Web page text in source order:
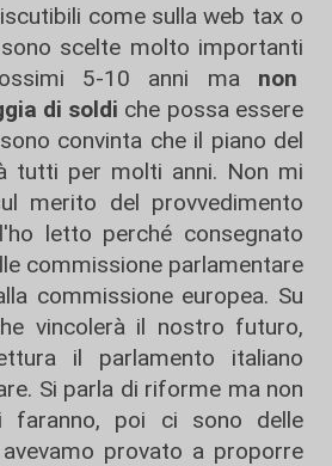
come sulla web tax o
scelte molto importanti
5-10 anni ma non
di soldi che possa essere
convinta che il piano del
tutti per molti anni. Non mi
merito del provvedimento
letto perché consegnato
commissione parlamentare
commissione europea. Su
vincolerà il nostro futuro,
il parlamento italiano
Si parla di riforme ma non
poi ci sono delle
provato a proporre